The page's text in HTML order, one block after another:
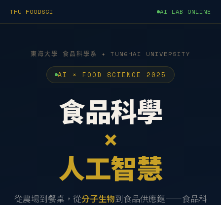
THU FOODSCI AI LAB ONLINE
東海大學 食品科學系 ✦ TUNGHAI UNIVERSITY
AI × FOOD SCIENCE 2025
食品科學
×
人工智慧
從農場到餐桌，從分子生物到食品供應鏈——食品科